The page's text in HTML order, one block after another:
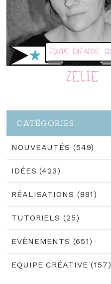
CATÉGORIES
NOUVEAUTÉS (549)
IDÉES (423)
RÉALISATIONS (881)
TUTORIELS (25)
EVÈNEMENTS (651)
EQUIPE CRÉATIVE (157)